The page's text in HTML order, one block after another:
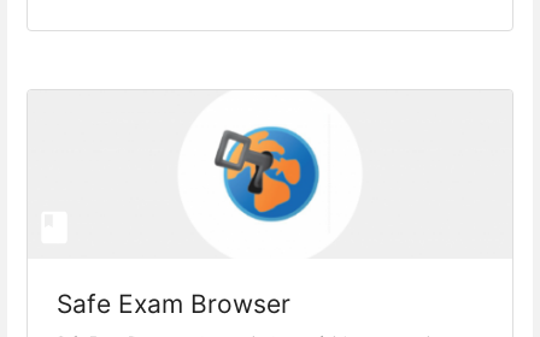
Safe Exam Browser